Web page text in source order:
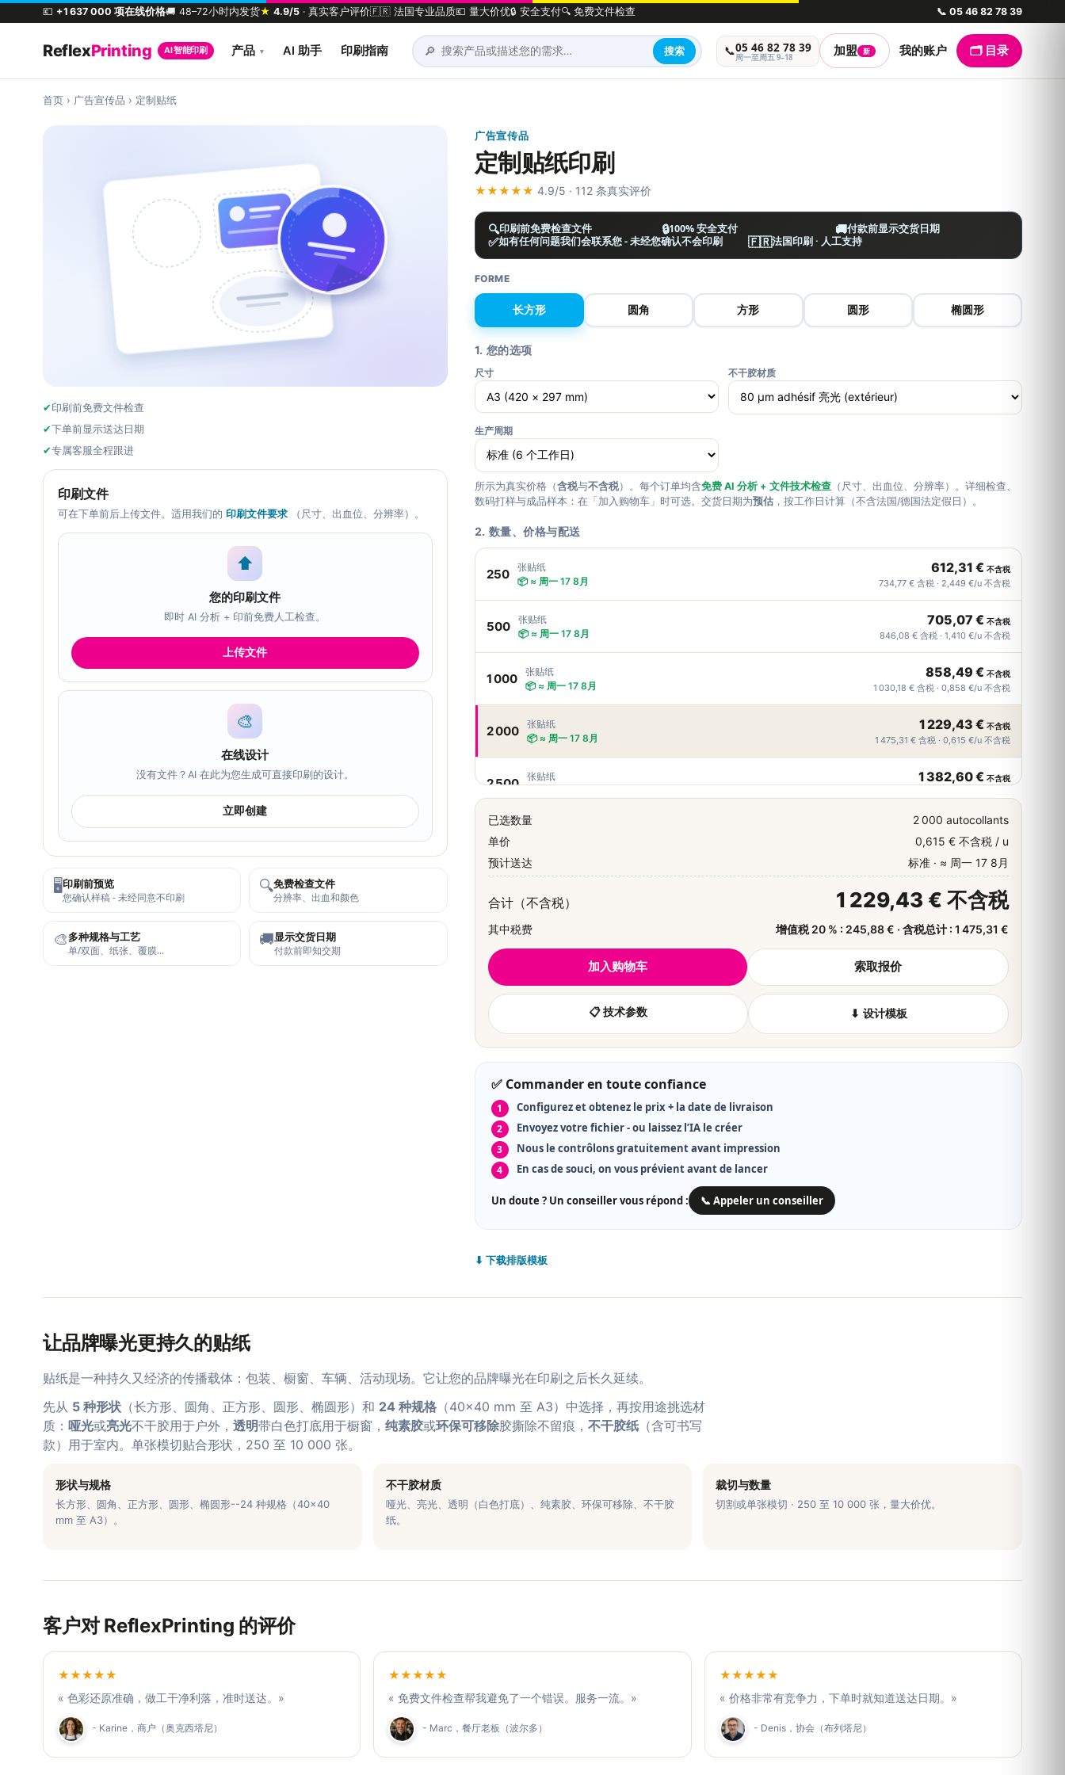
💶 +1 637 000 项在线价格🚚 48–72小时内发货★ 4.9/5 · 真实客户评价🇫🇷 法国专业品质💶 量大价优🔒 安全支付🔍 免费文件检查 📞 05 46 82 78 39
ReflexPrinting AI 智能印刷 产品 ▾ AI 助手 印刷指南 🔎 搜索 📞05 46 82 78 39
周一至周五 9–18 加盟 新 我的账户 🗂️ 目录
首页 › 广告宣传品 › 定制贴纸
✔印刷前免费文件检查
✔下单前显示送达日期
✔专属客服全程跟进
印刷文件
可在下单前后上传文件。适用我们的 印刷文件要求 （尺寸、出血位、分辨率）。
⬆
您的印刷文件
即时 AI 分析 + 印前免费人工检查。
上传文件
🎨
在线设计
没有文件？AI 在此为您生成可直接印刷的设计。
立即创建
🖥️印刷前预览
您确认样稿 - 未经同意不印刷
🔍免费检查文件
分辨率、出血和颜色
🎨多种规格与工艺
单/双面、纸张、覆膜…
🚚显示交货日期
付款前即知交期
广告宣传品
定制贴纸印刷
★★★★★ 4.9/5 · 112 条真实评价
🔍印刷前免费检查文件 🔒100% 安全支付 🚚付款前显示交货日期
✅如有任何问题我们会联系您 - 未经您确认不会印刷 🇫🇷法国印刷 · 人工支持
FORME
长方形 圆角 方形 圆形 椭圆形
1. 您的选项
尺寸 不干胶材质
生产周期
所示为真实价格（含税与不含税）。每个订单均含免费 AI 分析 + 文件技术检查（尺寸、出血位、分辨率）。详细检查、
数码打样与成品样本：在「加入购物车」时可选。交货日期为预估，按工作日计算（不含法国/德国法定假日）。
2. 数量、价格与配送
250
张贴纸
📦 ≈ 周一 17 8月
612,31 € 不含税
734,77 € 含税 · 2,449 €/u 不含税
500
张贴纸
📦 ≈ 周一 17 8月
705,07 € 不含税
846,08 € 含税 · 1,410 €/u 不含税
1 000
张贴纸
📦 ≈ 周一 17 8月
858,49 € 不含税
1 030,18 € 含税 · 0,858 €/u 不含税
2 000
张贴纸
📦 ≈ 周一 17 8月
1 229,43 € 不含税
1 475,31 € 含税 · 0,615 €/u 不含税
2 500
张贴纸
1 382,60 € 不含税
5 000
张贴纸
2 236,64 €
2 683,97 € 含税 · 0,447 €/u 不含税
张贴纸
📦 ≈ 周一 17 8月
3 132,88 €
3 759,46 € 含税 · 0,418 €/u 不含税
10 000
📦 ≈ 周一 17 8月
3 985,09 €不含税
4 782,11 € 含税 · 0,399 €/u 不含税
已选数量
2 000 autocollants
单价
0,615 € 不含税 / u
预计送达
标准 · ≈ 周一 17 8月
合计（不含税） 1 229,43 € 不含税
其中税费 增值税 20 % : 245,88 € · 含税总计 : 1 475,31 €
加入购物车 索取报价
📋 技术参数 ⬇ 设计模板
✅ Commander en toute confiance
Configurez et obtenez le prix + la date de livraison
Envoyez votre fichier - ou laissez l’IA le créer
Nous le contrôlons gratuitement avant impression
En cas de souci, on vous prévient avant de lancer
Un doute ? Un conseiller vous répond : 📞 Appeler un conseiller
⬇ 下载排版模板
让品牌曝光更持久的贴纸
贴纸是一种持久又经济的传播载体：包装、橱窗、车辆、活动现场。它让您的品牌曝光在印刷之后长久延续。
先从 5 种形状 （长方形、圆角、正方形、圆形、椭圆形）和 24 种规格 （40×40 mm 至 A3）中选择，再按用途挑选材
质： 哑光或亮光不干胶用于户外， 透明带白色打底用于橱窗， 纯素胶或环保可移除胶撕除不留痕， 不干胶纸 （含可书写
款）用于室内。单张模切贴合形状，250 至 10 000 张。
形状与规格
长方形、圆角、正方形、圆形、椭圆形--24 种规格（40×40
mm 至 A3）。
不干胶材质
哑光、亮光、透明（白色打底）、纯素胶、环保可移除、不干胶
纸。
裁切与数量
切割或单张模切 · 250 至 10 000 张，量大价优。
客户对 ReflexPrinting 的评价
★★★★★
« 色彩还原准确，做工干净利落，准时送达。»
- Karine，商户（奥克西塔尼）
★★★★★
« 免费文件检查帮我避免了一个错误。服务一流。»
- Marc，餐厅老板（波尔多）
★★★★★
« 价格非常有竞争力，下单时就知道送达日期。»
- Denis，协会（布列塔尼）